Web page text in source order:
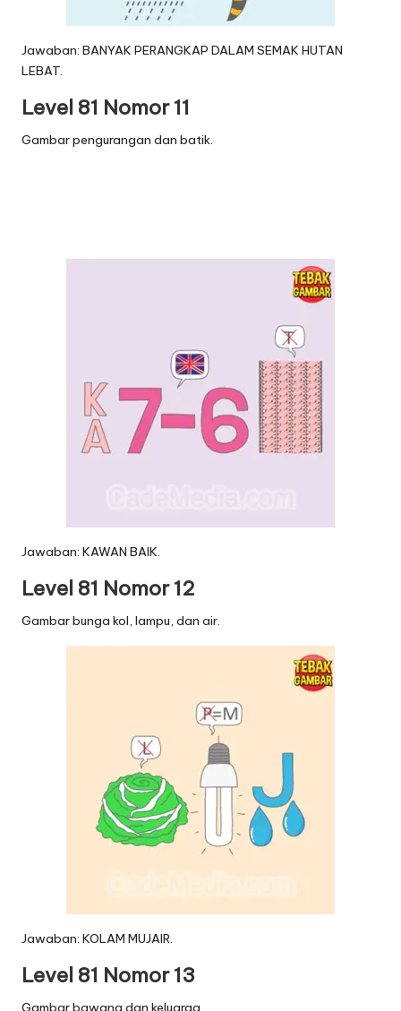
Jawaban: BANYAK PERANGKAP DALAM SEMAK HUTAN
LEBAT.
Level 81 Nomor 11
Gambar pengurangan dan batik.
Jawaban: KAWAN BAIK.
Level 81 Nomor 12
Gambar bunga kol, lampu, dan air.
Jawaban: KOLAM MUJAIR.
Level 81 Nomor 13
Gambar bawang dan keluarga.